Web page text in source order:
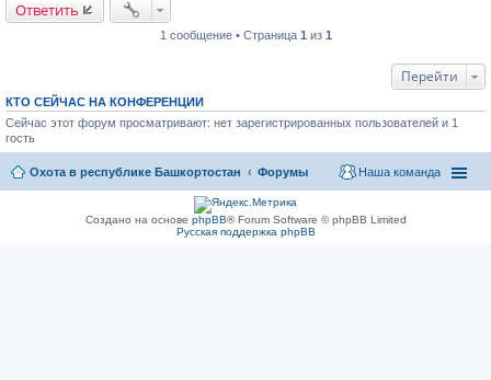
Ответить
1 сообщение • Страница 1 из 1
Перейти
КТО СЕЙЧАС НА КОНФЕРЕНЦИИ
Сейчас этот форум просматривают: нет зарегистрированных пользователей и 1
гость
Охота в республике Башкортостан Форумы Наша команда
Создано на основе phpBB® Forum Software © phpBB Limited
Русская поддержка phpBB